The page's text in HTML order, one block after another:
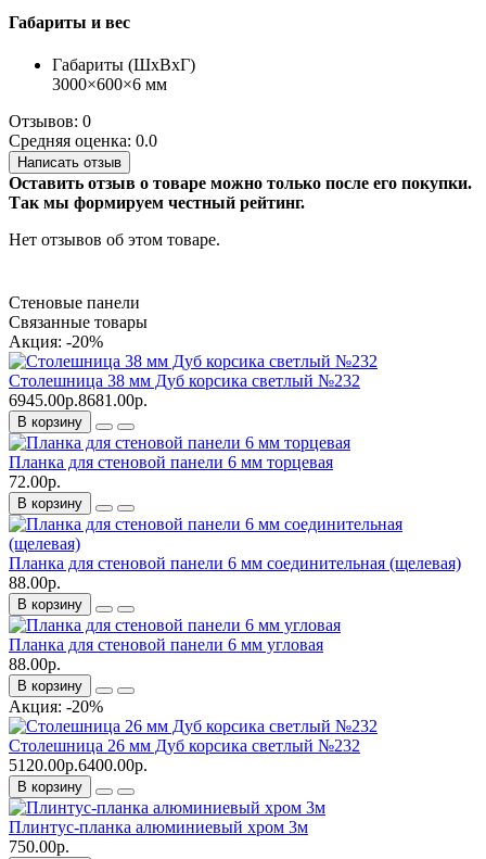
Габариты и вес
Габариты (ШхВхГ)
3000×600×6 мм
Отзывов: 0
Средняя оценка: 0.0
Написать отзыв
Оставить отзыв о товаре можно только после его покупки.
Так мы формируем честный рейтинг.
Нет отзывов об этом товаре.
Стеновые панели
Связанные товары
Акция: -20%
Столешница 38 мм Дуб корсика светлый №232
6945.00р.8681.00р.
В корзину
Планка для стеновой панели 6 мм торцевая
72.00р.
В корзину
Планка для стеновой панели 6 мм соединительная (щелевая)
88.00р.
В корзину
Планка для стеновой панели 6 мм угловая
88.00р.
В корзину
Акция: -20%
Столешница 26 мм Дуб корсика светлый №232
5120.00р.6400.00р.
В корзину
Плинтус-планка алюминиевый хром 3м
750.00р.